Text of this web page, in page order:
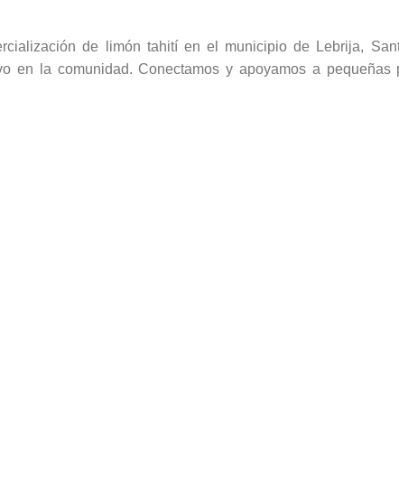
de limón tahití en el municipio de Lebrija,
en la comunidad. Conectamos y apoyamos a